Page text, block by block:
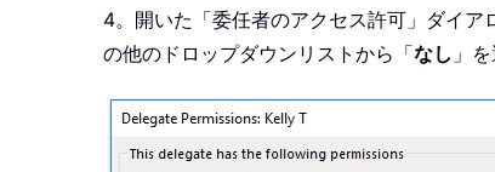
4。開いた「委任者のアクセス許可」ダイア
の他のドロップダウンリストから「なし 」